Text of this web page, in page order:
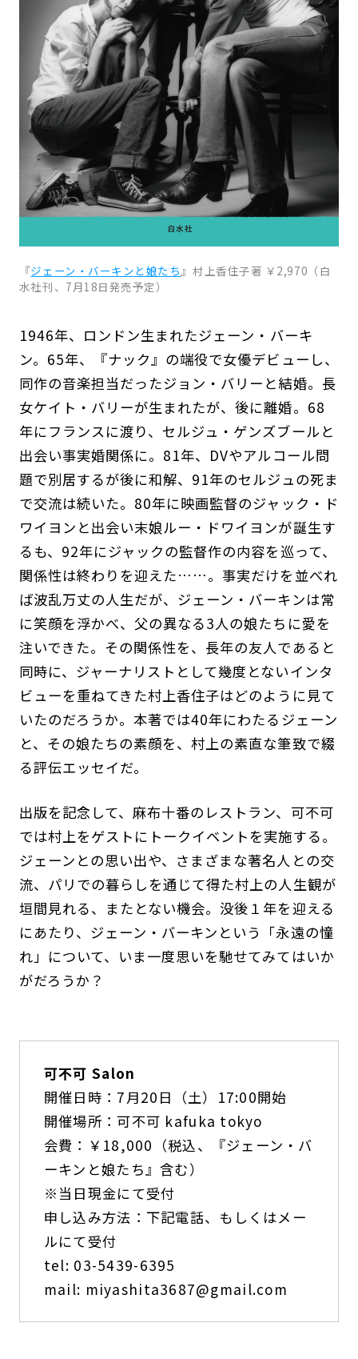
『ジェーン・バーキンと娘たち 』村上香住子著 ￥2,970（白
水社刊、7月18日発売予定）
1946年、ロンドン生まれたジェーン・バーキ
ン。65年、『ナック』の端役で女優デビューし、
同作の音楽担当だったジョン・バリーと結婚。長
女ケイト・バリーが生まれたが、後に離婚。68
年にフランスに渡り、セルジュ・ゲンズブールと
出会い事実婚関係に。81年、DVやアルコール問
題で別居するが後に和解、91年のセルジュの死ま
で交流は続いた。80年に映画監督のジャック・ド
ワイヨンと出会い末娘ルー・ドワイヨンが誕生す
るも、92年にジャックの監督作の内容を巡って、
関係性は終わりを迎えた……。事実だけを並べれ
ば波乱万丈の人生だが、ジェーン・バーキンは常
に笑顔を浮かべ、父の異なる3人の娘たちに愛を
注いできた。その関係性を、長年の友人であると
同時に、ジャーナリストとして幾度とないインタ
ビューを重ねてきた村上香住子はどのように見て
いたのだろうか。本著では40年にわたるジェーン
と、その娘たちの素顔を、村上の素直な筆致で綴
る評伝エッセイだ。
出版を記念して、麻布十番のレストラン、可不可
では村上をゲストにトークイベントを実施する。
ジェーンとの思い出や、さまざまな著名人との交
流、パリでの暮らしを通じて得た村上の人生観が
垣間見れる、またとない機会。没後１年を迎える
にあたり、ジェーン・バーキンという「永遠の憧
れ」について、いま一度思いを馳せてみてはいか
がだろうか？
可不可 Salon
開催日時：7月20日（土）17:00開始
開催場所：可不可 kafuka tokyo
会費：￥18,000（税込、『ジェーン・バ
ーキンと娘たち』含む）
※当日現金にて受付
申し込み方法：下記電話、もしくはメー
ルにて受付
tel: 03-5439-6395
mail: miyashita3687@gmail.com